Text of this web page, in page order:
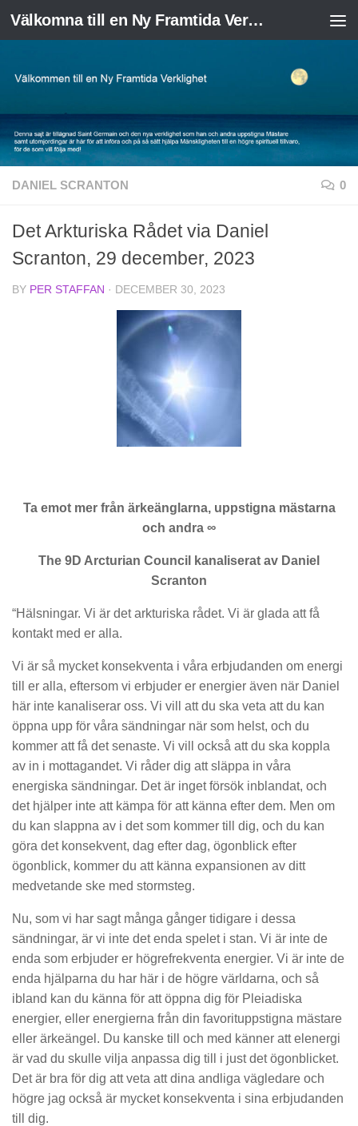
Skip to content Välkomna till en Ny Framtida Verklighet
DANIEL SCRANTON 0
Det Arkturiska Rådet via Daniel
Scranton, 29 december, 2023
BY PER STAFFAN · DECEMBER 30, 2023
Ta emot mer från ärkeänglarna, uppstigna mästarna
och andra ∞
The 9D Arcturian Council kanaliserat av Daniel
Scranton
“Hälsningar. Vi är det arkturiska rådet. Vi är glada att få
kontakt med er alla.
Vi är så mycket konsekventa i våra erbjudanden om energi
till er alla, eftersom vi erbjuder er energier även när Daniel
här inte kanaliserar oss. Vi vill att du ska veta att du kan
öppna upp för våra sändningar när som helst, och du
kommer att få det senaste. Vi vill också att du ska koppla
av in i mottagandet. Vi råder dig att släppa in våra
energiska sändningar. Det är inget försök inblandat, och
det hjälper inte att kämpa för att känna efter dem. Men om
du kan slappna av i det som kommer till dig, och du kan
göra det konsekvent, dag efter dag, ögonblick efter
ögonblick, kommer du att känna expansionen av ditt
medvetande ske med stormsteg.
Nu, som vi har sagt många gånger tidigare i dessa
sändningar, är vi inte det enda spelet i stan. Vi är inte de
enda som erbjuder er högrefrekventa energier. Vi är inte de
enda hjälparna du har här i de högre världarna, och så
ibland kan du känna för att öppna dig för Pleiadiska
energier, eller energierna från din favorituppstigna mästare
eller ärkeängel. Du kanske till och med känner att elenergi
är vad du skulle vilja anpassa dig till i just det ögonblicket.
Det är bra för dig att veta att dina andliga vägledare och
högre jag också är mycket konsekventa i sina erbjudanden
till dig.